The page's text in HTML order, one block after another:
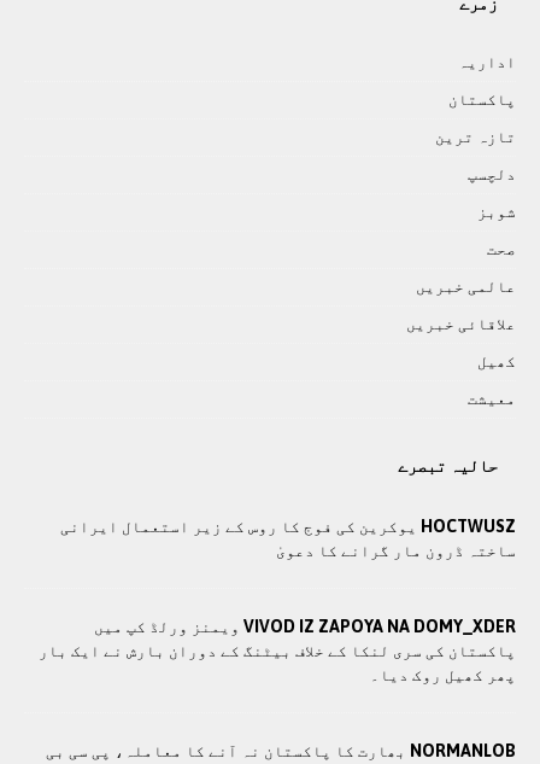
اداريہ
پاکستان
تازہ ترين
دلچسپ
شوبز
صحت
عالمی خبريں
علاقائی خبريں
کھيل
معيشت
حالیہ تبصرے
HOCTWUSZ یوکرین کی فوج کا روس کے زیر استعمال ایرانی
ساختہ ڈرون مار گرانے کا دعویٰ
VIVOD IZ ZAPOYA NA DOMY_XDER ویمنز ورلڈ کپ میں
پاکستان کی سری لنکا کے خلاف بیٹنگ کے دوران بارش نے ایک بار
پھر کھیل روک دیا۔
NORMANLOB بھارت کا پاکستان نہ آنے کا معاملہ، پی سی بی